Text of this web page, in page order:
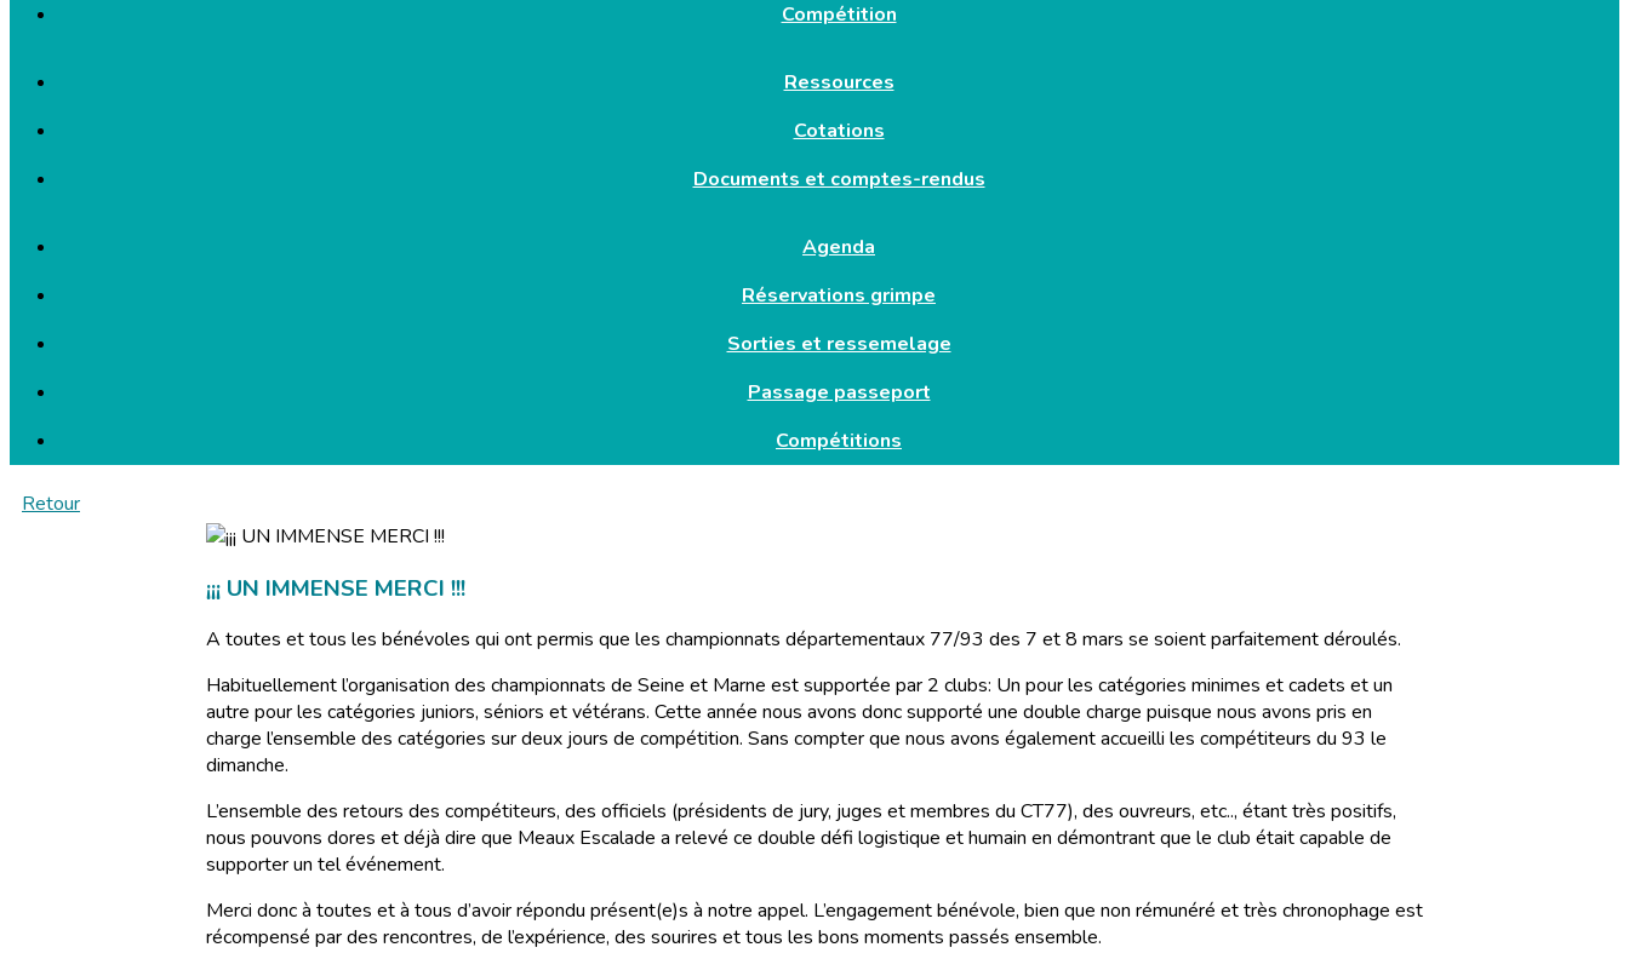
Compétition
Ressources
Cotations
Documents et comptes-rendus
Agenda
Réservations grimpe
Sorties et ressemelage
Passage passeport
Compétitions
Retour
¡¡¡ UN IMMENSE MERCI !!!
A toutes et tous les bénévoles qui ont permis que les championnats départementaux 77/93 des 7 et 8 mars se soient parfaitement déroulés.
Habituellement l’organisation des championnats de Seine et Marne est supportée par 2 clubs: Un pour les catégories minimes et cadets et un
autre pour les catégories juniors, séniors et vétérans. Cette année nous avons donc supporté une double charge puisque nous avons pris en
charge l’ensemble des catégories sur deux jours de compétition. Sans compter que nous avons également accueilli les compétiteurs du 93 le
dimanche.
L’ensemble des retours des compétiteurs, des officiels (présidents de jury, juges et membres du CT77), des ouvreurs, etc.., étant très positifs,
nous pouvons dores et déjà dire que Meaux Escalade a relevé ce double défi logistique et humain en démontrant que le club était capable de
supporter un tel événement.
Merci donc à toutes et à tous d’avoir répondu présent(e)s à notre appel. L’engagement bénévole, bien que non rémunéré et très chronophage est
récompensé par des rencontres, de l’expérience, des sourires et tous les bons moments passés ensemble.